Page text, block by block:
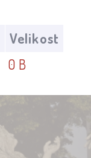
Velikost
0 B